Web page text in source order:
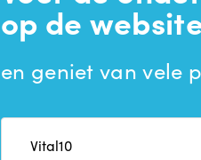
op de
en geniet van vele